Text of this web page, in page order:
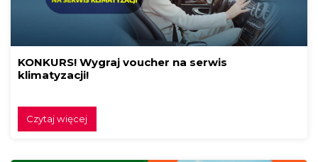
KONKURS! Wygraj voucher na serwis
klimatyzacji!
Czytaj więcej